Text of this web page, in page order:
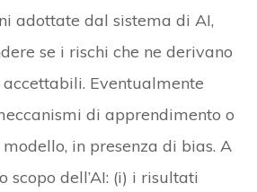
adottate dal sistema di AI,
se i rischi che ne derivano
accettabili. Eventualmente
di apprendimento o
in presenza di bias. A
scopo dell’AI: (i) i risultati